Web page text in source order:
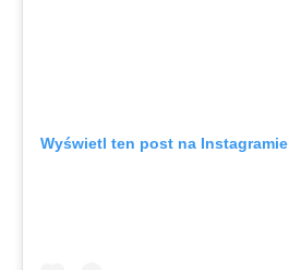
Wyświetl ten post na Instagramie